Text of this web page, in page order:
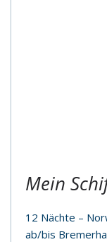
Mein
12 Nächte –
ab/bis